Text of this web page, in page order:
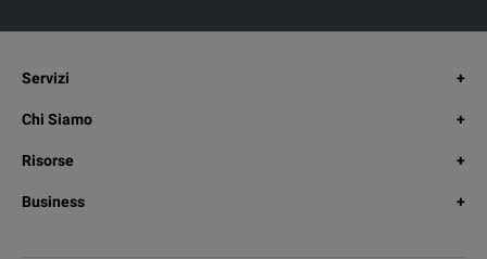
Servizi
Chi Siamo
Risorse
Business